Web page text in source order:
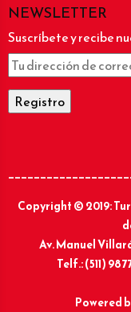
NEWSLETTER
Suscríbete y recibe
Copyright © 2019:
Av. Manuel
Telf.: (511)
Powered